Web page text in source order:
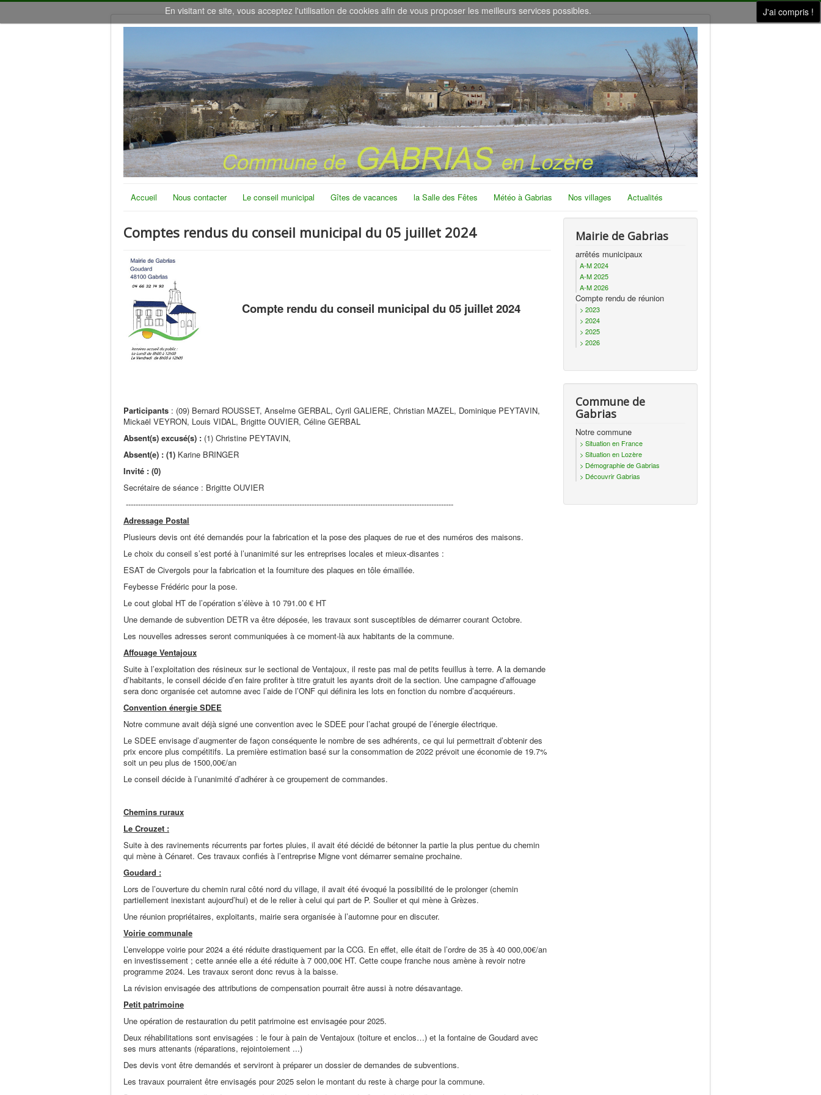
En visitant ce site, vous acceptez l'utilisation de cookies afin de vous proposer les meilleurs services possibles. J'ai compris !
Accueil Nous contacter Le conseil municipal Gîtes de vacances la Salle des Fêtes Météo à Gabrias Nos villages Actualités
Comptes rendus du conseil municipal du 05 juillet 2024
Compte rendu du conseil municipal du 05 juillet 2024
Participants : (09) Bernard ROUSSET, Anselme GERBAL, Cyril GALIERE, Christian MAZEL, Dominique PEYTAVIN,
Mickaël VEYRON, Louis VIDAL, Brigitte OUVIER, Céline GERBAL
Absent(s) excusé(s) : (1) Christine PEYTAVIN,
Absent(e) : (1) Karine BRINGER
Invité : (0)
Secrétaire de séance : Brigitte OUVIER
--------------------------------------------------------------------------------------------------------------------------------------
Adressage Postal
Plusieurs devis ont été demandés pour la fabrication et la pose des plaques de rue et des numéros des maisons.
Le choix du conseil s’est porté à l’unanimité sur les entreprises locales et mieux-disantes :
ESAT de Civergols pour la fabrication et la fourniture des plaques en tôle émaillée.
Feybesse Frédéric pour la pose.
Le cout global HT de l’opération s’élève à 10 791.00 € HT
Une demande de subvention DETR va être déposée, les travaux sont susceptibles de démarrer courant Octobre.
Les nouvelles adresses seront communiquées à ce moment-là aux habitants de la commune.
Affouage Ventajoux
Suite à l’exploitation des résineux sur le sectional de Ventajoux, il reste pas mal de petits feuillus à terre. A la demande
d’habitants, le conseil décide d’en faire profiter à titre gratuit les ayants droit de la section. Une campagne d’affouage
sera donc organisée cet automne avec l’aide de l’ONF qui définira les lots en fonction du nombre d’acquéreurs.
Convention énergie SDEE
Notre commune avait déjà signé une convention avec le SDEE pour l’achat groupé de l’énergie électrique.
Le SDEE envisage d’augmenter de façon conséquente le nombre de ses adhérents, ce qui lui permettrait d’obtenir des
prix encore plus compétitifs. La première estimation basé sur la consommation de 2022 prévoit une économie de 19.7%
soit un peu plus de 1500,00€/an
Le conseil décide à l’unanimité d’adhérer à ce groupement de commandes.
Chemins ruraux
Le Crouzet :
Suite à des ravinements récurrents par fortes pluies, il avait été décidé de bétonner la partie la plus pentue du chemin
qui mène à Cénaret. Ces travaux confiés à l’entreprise Migne vont démarrer semaine prochaine.
Goudard :
Lors de l’ouverture du chemin rural côté nord du village, il avait été évoqué la possibilité de le prolonger (chemin
partiellement inexistant aujourd’hui) et de le relier à celui qui part de P. Soulier et qui mène à Grèzes.
Une réunion propriétaires, exploitants, mairie sera organisée à l’automne pour en discuter.
Voirie communale
L’enveloppe voirie pour 2024 a été réduite drastiquement par la CCG. En effet, elle était de l’ordre de 35 à 40 000,00€/an
en investissement ; cette année elle a été réduite à 7 000,00€ HT. Cette coupe franche nous amène à revoir notre
programme 2024. Les travaux seront donc revus à la baisse.
La révision envisagée des attributions de compensation pourrait être aussi à notre désavantage.
Petit patrimoine
Une opération de restauration du petit patrimoine est envisagée pour 2025.
Deux réhabilitations sont envisagées : le four à pain de Ventajoux (toiture et enclos…) et la fontaine de Goudard avec
ses murs attenants (réparations, rejointoiement ...)
Des devis vont être demandés et serviront à préparer un dossier de demandes de subventions.
Les travaux pourraient être envisagés pour 2025 selon le montant du reste à charge pour la commune.
Mairie de Gabrias
arrêtés municipaux
A-M 2024
A-M 2025
A-M 2026
Compte rendu de réunion
> 2023
> 2024
> 2025
> 2026
Commune de
Gabrias
Notre commune
> Situation en France
> Situation en Lozère
> Démographie de Gabrias
> Découvrir Gabrias